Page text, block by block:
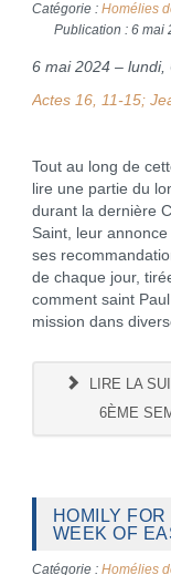
Catégorie : Homélies
Publication : 6 mai
6 mai 2024 – lundi,
Actes 16, 11-15;
Tout au long de
lire une partie du
durant la dernière
Saint, leur
ses
de chaque jour,
comment saint
mission dans
LIRE LA
6ÈME
HOMILY
WEEK OF
Catégorie : Homélies